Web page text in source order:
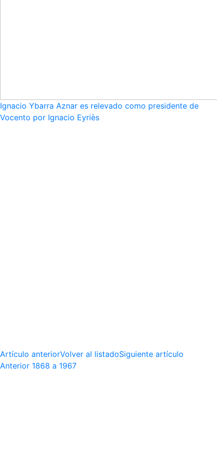
Ignacio Ybarra Aznar es relevado como presidente de
Vocento por Ignacio Eyriès
Artículo anteriorVolver al listadoSiguiente artículo
Anterior 1868 a 1967